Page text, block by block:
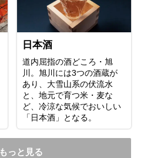
日本酒
道内屈指の酒どころ・旭
川。旭川には3つの酒蔵が
あり、大雪山系の伏流水
と、地元で育つ米・麦な
ど、冷涼な気候でおいしい
「日本酒」となる。
もっと見る